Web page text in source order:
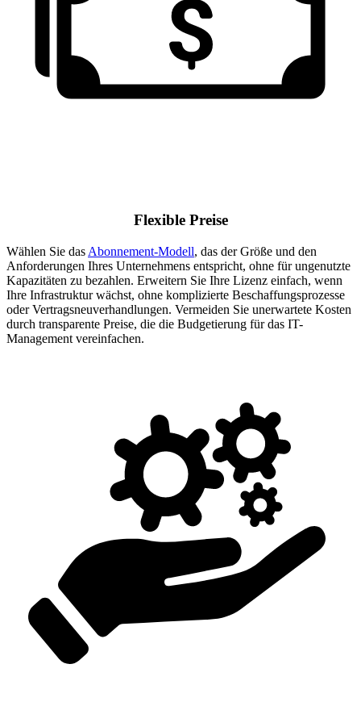
Flexible Preise
Wählen Sie das Abonnement-Modell, das der Größe und den
Anforderungen Ihres Unternehmens entspricht, ohne für ungenutzte
Kapazitäten zu bezahlen. Erweitern Sie Ihre Lizenz einfach, wenn
Ihre Infrastruktur wächst, ohne komplizierte Beschaffungsprozesse
oder Vertragsneuverhandlungen. Vermeiden Sie unerwartete Kosten
durch transparente Preise, die die Budgetierung für das IT-
Management vereinfachen.